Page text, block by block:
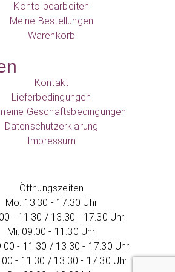
Konto bearbeiten
Meine Bestellungen
Warenkorb
Kontakt
Lieferbedingungen
Geschäftsbedingungen
Datenschutzerklärung
Impressum
Öffnungszeiten
Mo: 13.30 - 17.30 Uhr
- 11.30 / 13.30 - 17.30 Uhr
Mi: 09.00 - 11.30 Uhr
- 11.30 / 13.30 - 17.30 Uhr
- 11.30 / 13.30 - 17.30 Uhr